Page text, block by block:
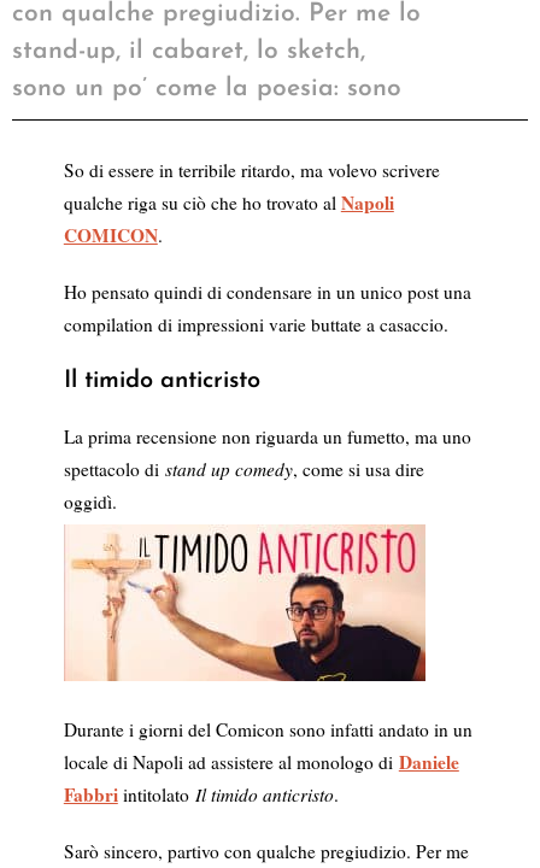
con qualche pregiudizio. Per me lo
stand-up, il cabaret, lo sketch,
sono un po’ come la poesia: sono
So di essere in terribile ritardo, ma volevo scrivere
qualche riga su ciò che ho trovato al Napoli
COMICON.
Ho pensato quindi di condensare in un unico post una
compilation di impressioni varie buttate a casaccio.
Il timido anticristo
La prima recensione non riguarda un fumetto, ma uno
spettacolo di stand up comedy, come si usa dire
oggidì.
Durante i giorni del Comicon sono infatti andato in un
locale di Napoli ad assistere al monologo di Daniele
Fabbriintitolato Il timido anticristo.
Sarò sincero, partivo con qualche pregiudizio. Per me